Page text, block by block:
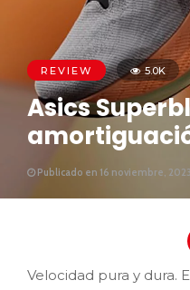
REVIEW 5.0K
Asics
Publicado en 16 noviembre, 2023
Velocidad pura y dura.